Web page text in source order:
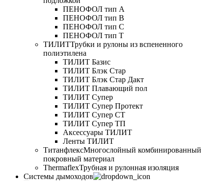
ПЕНОФОЛ тип А
ПЕНОФОЛ тип B
ПЕНОФОЛ тип C
ПЕНОФОЛ тип T
ТИЛИТТрубки и рулоны из вспененного
полиэтилена
ТИЛИТ Базис
ТИЛИТ Блэк Стар
ТИЛИТ Блэк Стар Дакт
ТИЛИТ Плавающий пол
ТИЛИТ Супер
ТИЛИТ Супер Протект
ТИЛИТ Супер СТ
ТИЛИТ Супер ТП
Аксессуары ТИЛИТ
Ленты ТИЛИТ
ТитанфлексМногослойный комбинированный
покровный материал
ThermaflexТрубная и рулонная изоляция
Cистемы дымоходов